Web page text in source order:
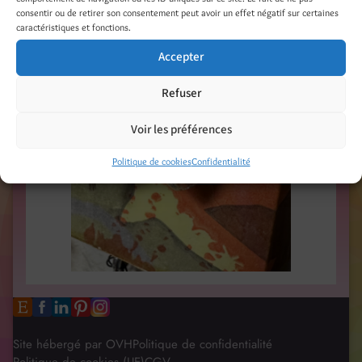
consentir ou de retirer son consentement peut avoir un effet négatif sur certaines
caractéristiques et fonctions.
Accepter
Refuser
Voir les préférences
Politique de cookiesConfidentialité
Site hébergé par OVHPolitique de confidentialité